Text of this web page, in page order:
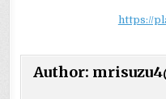
https://
Author: